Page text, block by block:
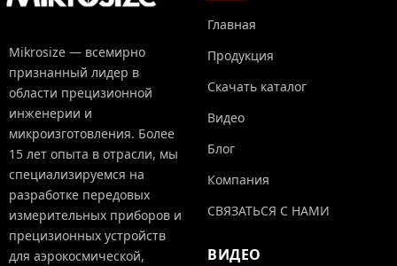
Mikrosize — всемирно
признанный лидер в
области прецизионной
инженерии и
микроизготовления. Более
15 лет опыта в отрасли, мы
специализируемся на
разработке передовых
измерительных приборов и
прецизионных устройств
для аэрокосмической,
Главная
Продукция
Скачать каталог
Видео
Блог
Компания
СВЯЗАТЬСЯ С НАМИ
ВИДЕО